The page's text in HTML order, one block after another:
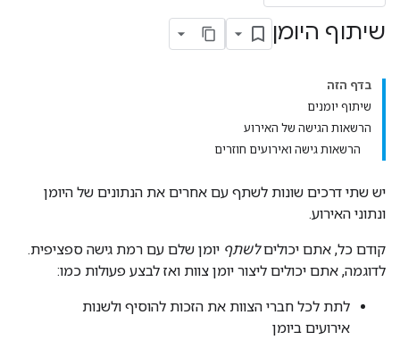
שיתוף היומן
בדף הזה
שיתוף יומנים
הרשאות הגישה של האירוע
הרשאות גישה ואירועים חוזרים
יש שתי דרכים שונות לשתף עם אחרים את הנתונים של היומן
ונתוני האירוע.
קודם כל, אתם יכוליםלשתף יומן שלם עם רמת גישה ספציפית.
לדוגמה, אתם יכולים ליצור יומן צוות ואז לבצע פעולות כמו:
לתת לכל חברי הצוות את הזכות להוסיף ולשנות
אירועים ביומן